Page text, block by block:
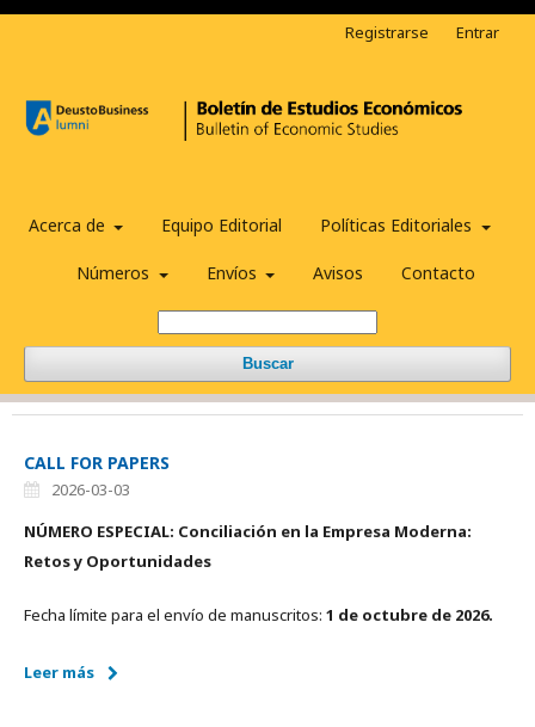
Acerca de Equipo Editorial Políticas Editoriales
Números Envíos Avisos Contacto
Buscar
Registrarse Entrar
CALL FOR PAPERS
2026-03-03
NÚMERO ESPECIAL: Conciliación en la Empresa Moderna:
Retos y Oportunidades
Fecha límite para el envío de manuscritos: 1 de octubre de 2026.
Leer más